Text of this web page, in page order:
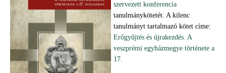
szervezett konferencia
tanulmánykötetét. A kilenc
tanulmányt tartalmazó kötet címe:
Erőgyűjtés és újrakezdés. A
veszprémi egyházmegye története a
17.